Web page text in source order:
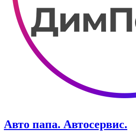
Авто папа. ​Автосервис.